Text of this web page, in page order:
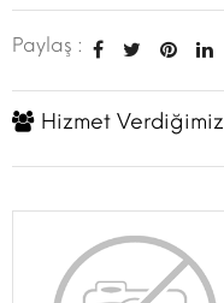
Paylaş :
Hizmet Verdiğimiz